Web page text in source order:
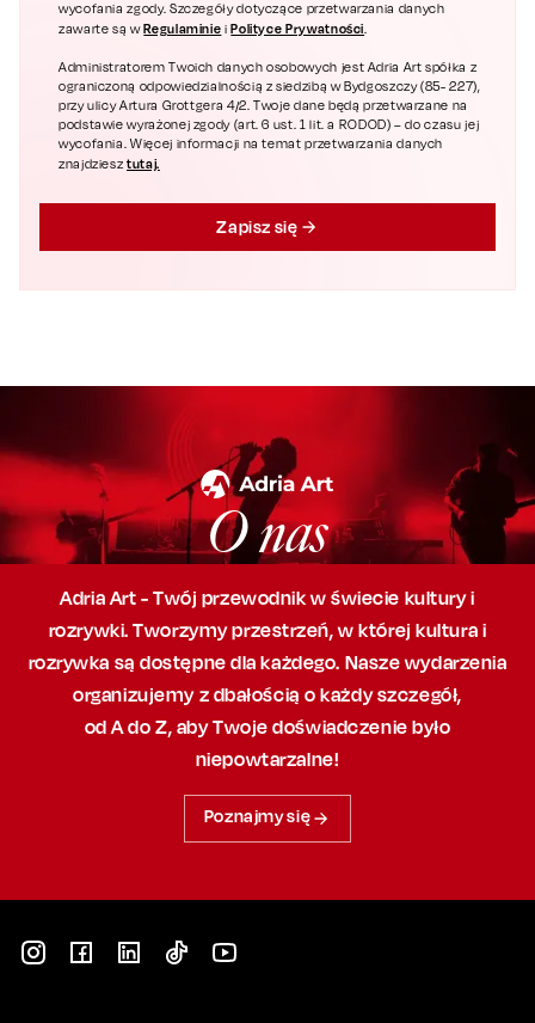
wycofania zgody. Szczegóły dotyczące przetwarzania danych
zawarte są wRegulaminie i Polityce Prywatności.
Administratorem Twoich danych osobowych jest Adria Art spółka z
ograniczoną odpowiedzialnością z siedzibą w Bydgoszczy (85- 227),
przy ulicy Artura Grottgera 4/2. Twoje dane będą przetwarzane na
podstawie wyrażonej zgody (art. 6 ust. 1 lit. a RODOD) – do czasu jej
wycofania. Więcej informacji na temat przetwarzania danych
znajdziesztutaj.
Zapisz się
O nas
Adria Art - Twój przewodnik w świecie kultury i
rozrywki. Tworzymy przestrzeń,w której kultura i
rozrywka są dostępne dla każdego. Nasze wydarzenia
organizujemy z dbałością o każdy szczegół,
od A do Z, abyTwoje doświadczenie było
niepowtarzalne!
Poznajmy się